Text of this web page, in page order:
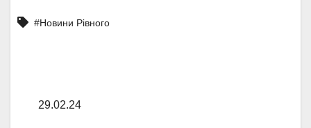
#Новини Рівного
29.02.24